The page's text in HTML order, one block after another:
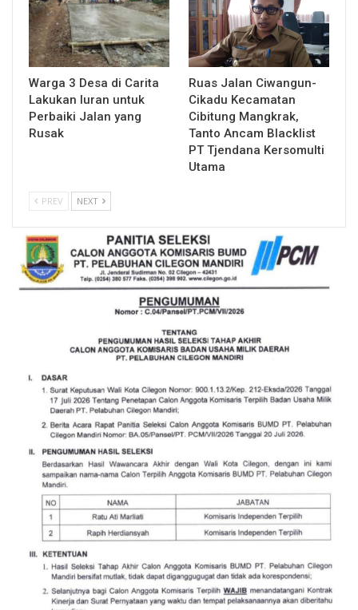
Warga 3 Desa di Carita
Lakukan Iuran untuk
Perbaiki Jalan yang
Rusak
Ruas Jalan Ciwangun-
Cikadu Kecamatan
Cibitung Mangkrak,
Tanto Ancam Blacklist
PT Tjendana Kersomulti
Utama
PREV NEXT